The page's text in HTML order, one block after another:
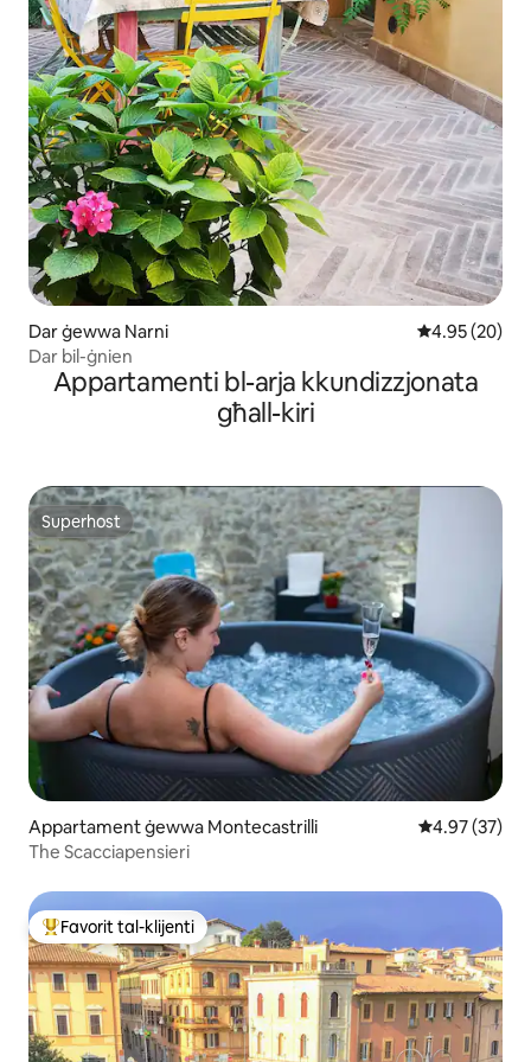
Dar ġewwa Narni Rating medju
4.95 (20)
Dar bil-ġnien
Appartamenti bl-arja kkundizzjonata
għall-kiri
Superhost
Superhost
Appartament ġewwa Montecastrilli Rating
4.97 (37)
The Scacciapensieri
Wieħed mill-aqwa favoriti tal-klijenti
Favorit tal-klijenti